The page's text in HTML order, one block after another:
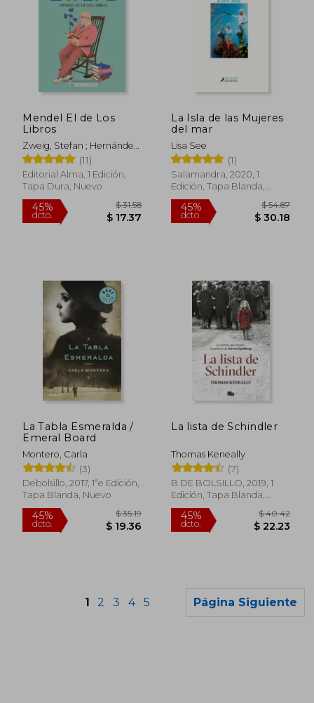
45%
dcto.
45%
dcto. dcto.
Mendel El de Los
Libros
Zweig, Stefan ; Hernández
Rodilla, Itziar ; Pallarès,
Marc
(11)
Editorial Alma, 1 Edición,
Tapa Dura, Nuevo
La Isla de las Mujeres
del mar
Lisa See
(1)
Salamandra, 2020, 1
Edición, Tapa Blanda,
Nuevo
La Tabla Esmeralda /
Emeral Board
Montero, Carla
(3)
Debolsillo, 2017, 1ªe Edición,
Tapa Blanda, Nuevo
La lista de Schindler
Thomas Keneally
(7)
B DE BOLSILLO, 2019, 1
Edición, Tapa Blanda,
Nuevo
1 2 3 4 5 Página Siguiente